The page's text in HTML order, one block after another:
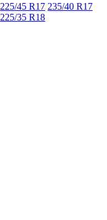
225/45 R17 235/40 R17
225/35 R18